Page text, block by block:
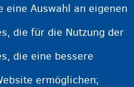
möchten,
Wenn Sie sich
eine Auswahl an eigenen
die für die Nutzung der
die eine bessere
ermöglichen;